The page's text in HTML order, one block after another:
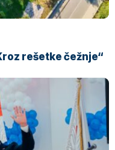
rešetke čežnje“